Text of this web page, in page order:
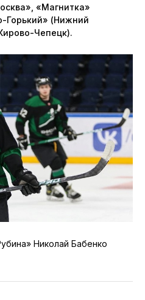
«Магнитка»
Горький» (Нижний
Чепецк).
Николай Бабенко